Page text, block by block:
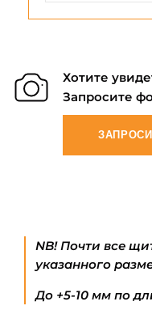
Хотите
Запросите
NB! Почти все
указанного
До +5-10 мм по